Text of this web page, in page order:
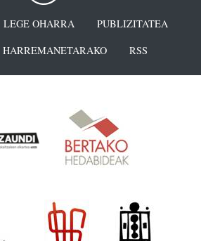
LEGE OHARRA
PUBLIZITATEA
HARREMANETARAKO RSS